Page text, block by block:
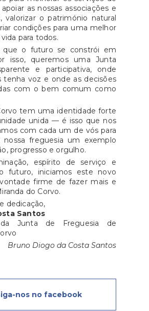
as nossas associações e
valorizar o património natural
condições para uma melhor
para todos.
que o futuro se constrói em
isso, queremos uma Junta
e participativa, onde
tenha voz e onde as decisões
com o bem comum como
tem uma identidade forte
unida — é isso que nos
com cada um de vós para
nossa freguesia um exemplo
progresso e orgulho.
espírito de serviço e
futuro, iniciamos este novo
firme de fazer mais e
do Corvo.
dedicação,
Santos
da Junta de Freguesia de
Bruno Diogo da Costa Santos
nos no facebook